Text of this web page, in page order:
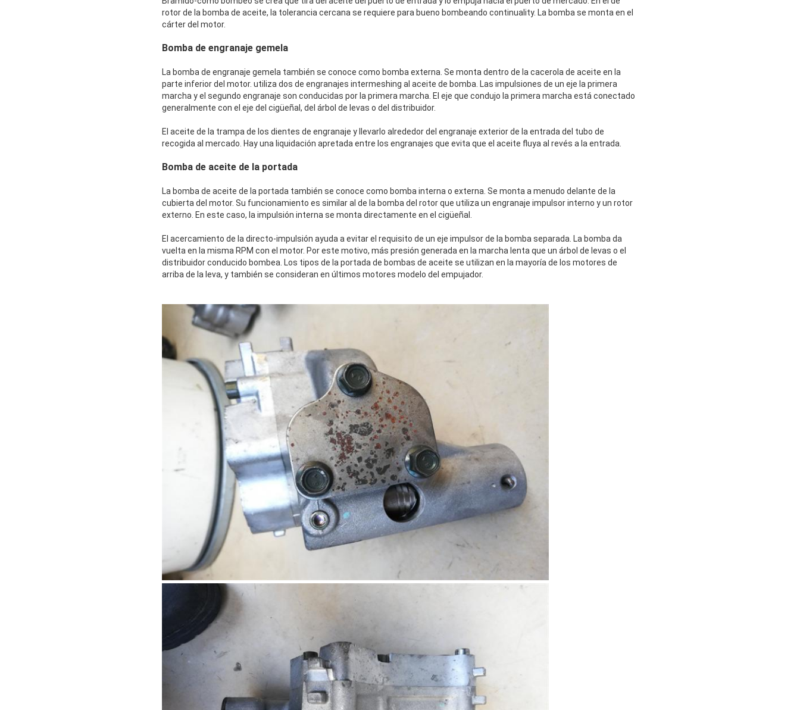
rotor de la bomba de aceite, la tolerancia cercana se requiere para bueno bombeando continuality. La bomba se monta en el
cárter del motor.
Bomba de engranaje gemela
La bomba de engranaje gemela también se conoce como bomba externa. Se monta dentro de la cacerola de aceite en la
parte inferior del motor. utiliza dos de engranajes intermeshing al aceite de bomba. Las impulsiones de un eje la primera
marcha y el segundo engranaje son conducidas por la primera marcha. El eje que condujo la primera marcha está conectado
generalmente con el eje del cigüeñal, del árbol de levas o del distribuidor.
El aceite de la trampa de los dientes de engranaje y llevarlo alrededor del engranaje exterior de la entrada del tubo de
recogida al mercado. Hay una liquidación apretada entre los engranajes que evita que el aceite fluya al revés a la entrada.
Bomba de aceite de la portada
La bomba de aceite de la portada también se conoce como bomba interna o externa. Se monta a menudo delante de la
cubierta del motor. Su funcionamiento es similar al de la bomba del rotor que utiliza un engranaje impulsor interno y un rotor
externo. En este caso, la impulsión interna se monta directamente en el cigüeñal.
El acercamiento de la directo-impulsión ayuda a evitar el requisito de un eje impulsor de la bomba separada. La bomba da
vuelta en la misma RPM con el motor. Por este motivo, más presión generada en la marcha lenta que un árbol de levas o el
distribuidor conducido bombea. Los tipos de la portada de bombas de aceite se utilizan en la mayoría de los motores de
arriba de la leva, y también se consideran en últimos motores modelo del empujador.